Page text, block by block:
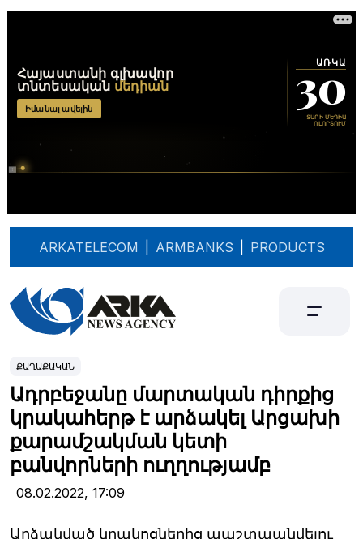
ARKATELECOM ARMBANKS PRODUCTS
ՔԱՂԱՔԱԿԱՆ
Ադրբեջանը մարտական դիրքից
կրակահերթ է արձակել Արցախի
քարամշակման կետի
բանվորների ուղղությամբ
08.02.2022, 17:09
Արձակված կրակոցներից պաշտպանվելու